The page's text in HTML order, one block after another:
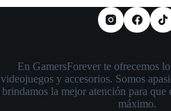
En GamersForever te ofrecemos
videojuegos y accesorios. Somos
brindamos la mejor atención para que
máximo.